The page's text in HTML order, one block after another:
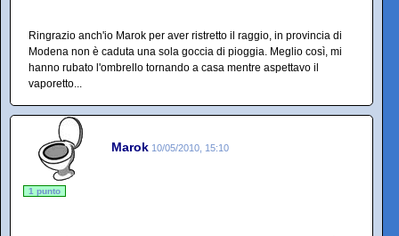
Ringrazio anch'io Marok per aver ristretto il raggio, in provincia di
Modena non è caduta una sola goccia di pioggia. Meglio così, mi
hanno rubato l'ombrello tornando a casa mentre aspettavo il
vaporetto...
Marok 10/05/2010, 15:10
1 punto